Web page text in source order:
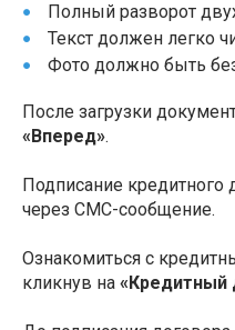
Полный разворот
Текст должен легко
Фото должно быть
После загрузки
«Вперед».
Подписание кредитного
через СМС-сообщение.
Ознакомиться с
кликнув на «Кредитный